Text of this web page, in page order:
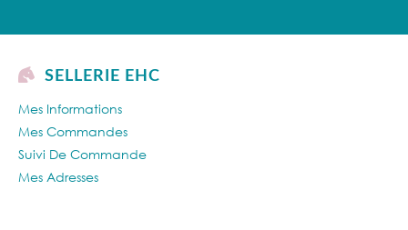
SELLERIE EHC
Mes Informations
Mes Commandes
Suivi De Commande
Mes Adresses